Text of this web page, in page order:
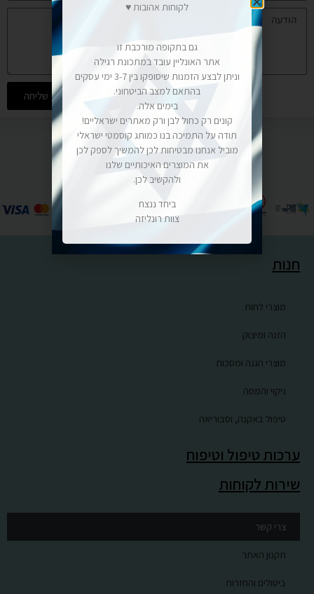
שליחה
חנות
מוצרי לחות
הזנה ומיצוק
מוצרי הגנה ומסכות
ניקוי והמסה
טיפול באקנה, וסבוריאה
ערכות טיפול וטיפוח
שירות לקוחות
צרי קשר
תקנון האתר
ביטולים והחזרות
לקוחות אהובות ♥
גם בתקופה מורכבת זו
אתר האונליין עובד במתכונת רגילה
וניתן לבצע הזמנות שיסופקו בין 3-7 ימי עסקים
בהתאם למצב הביטחוני.
בימים אלה.
קונים רק כחול לבן ורק מאתרים ישראליים!
תודה על התמיכה בנו כמותג קוסמטי ישראלי
מוביל אנחנו מבטיחות לכן להמשיך לספק לכן
את המוצרים האיכותיים שלנו
ולהקשיב לכן.
ביחד ננצח
צוות רונליזה